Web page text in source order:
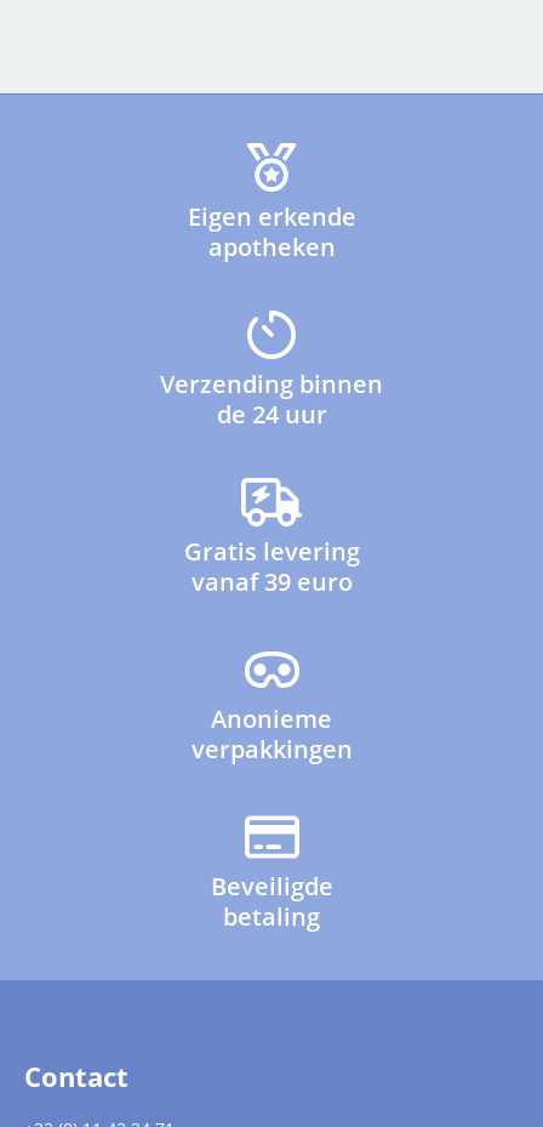
Eigen erkende
apotheken
Verzending binnen
de 24 uur
Gratis levering
vanaf 39 euro
Anonieme
verpakkingen
Beveiligde
betaling
Contact